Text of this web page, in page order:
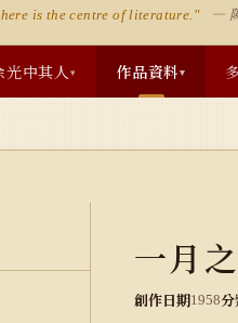
is the centre of literature." —
光中其人▾ 作品資料▾
一月
創作日期1958